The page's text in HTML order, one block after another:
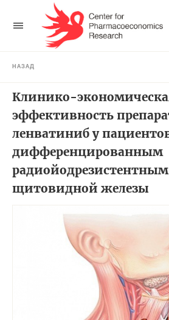
НАЗАД
Клинико-
эффективность
ленватиниб у
дифференцированным
щитовидной железы